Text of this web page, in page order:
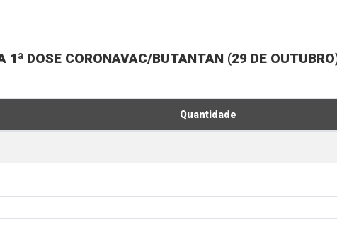
1ª DOSE CORONAVAC/BUTANTAN (29 DE
Quantidade